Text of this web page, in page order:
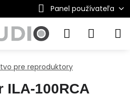
Panel používateľa
pre reproduktory
ILA-100RCA